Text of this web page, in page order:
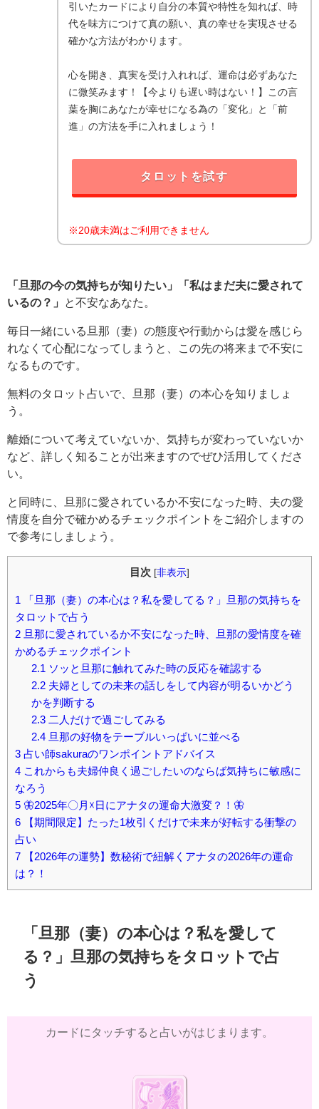
引いたカードにより自分の本質や特性を知れば、時
代を味方につけて真の願い、真の幸せを実現させる
確かな方法がわかります。
心を開き、真実を受け入れれば、運命は必ずあなた
に微笑みます！【今よりも遅い時はない！】この言
葉を胸にあなたが幸せになる為の「変化」と「前
進」の方法を手に入れましょう！
タロットを試す
※20歳未満はご利用できません
「旦那の今の気持ちが知りたい」「私はまだ夫に愛されて
いるの？」
と不安なあなた。
毎日一緒にいる旦那（妻）の態度や行動からは愛を感じら
れなくて心配になってしまうと、この先の将来まで不安に
なるものです。
無料のタロット占いで、旦那（妻）の本心を知りましょ
う。
離婚について考えていないか、気持ちが変わっていないか
など、詳しく知ることが出来ますのでぜひ活用してくださ
い。
と同時に、旦那に愛されているか不安になった時、夫の愛
情度を自分で確かめるチェックポイントをご紹介しますの
で参考にしましょう。
目次 [非表示]
1
「旦那（妻）の本心は？私を愛してる？」旦那の気持ちを
タロットで占う
2 旦那に愛されているか不安になった時、旦那の愛情度を確
かめるチェックポイント
2.1 ソッと旦那に触れてみた時の反応を確認する
2.2夫婦としての未来の話しをして内容が明るいかどう
かを判断する
2.3二人だけで過ごしてみる
2.4旦那の好物をテーブルいっぱいに並べる
3 占い師sakuraのワンポイントアドバイス
4 これからも夫婦仲良く過ごしたいのならば気持ちに敏感に
なろう
5 🦋2025年〇月☓日にアナタの運命大激変？！🦋
6 【期間限定】たった1枚引くだけで未来が好転する衝撃の
占い
7 【2026年の運勢】数秘術で紐解くアナタの2026年の運命
は？！
「旦那（妻）の本心は？私を愛して
る？」旦那の気持ちをタロットで占
う
カードにタッチすると占いがはじまります。